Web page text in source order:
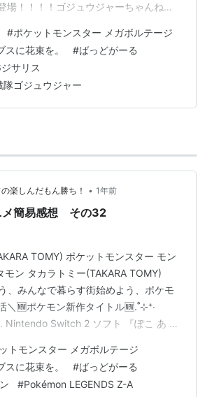
場！！！！ゴジュウジャーちゃんねる
これを見てみんなでもっと応
3cFxCEGLRw — ナンバーワ
ャー【東映公式】 (@Gozyu_toei) 2025
いざ掴め！！！ ナンバー
#ポケットモンスター メガボルテージ
スに花束を。 #ばっどがーる
サリス
ゴジュウジャー
楽しんだもん勝ち！ • 1年前
メ簡易感想 その32
TOMY) ポケットモンスター モン
ン タカラトミー(TAKARA TOMY)
、みんなで暮らす街始めよう、ポケモ
＼🆕ポケモン新作タイトル🆕.˚⊹⁺‧
Nintendo Switch 2 ソフト 『ぽこ あ ポ
）予約開始✨#ぽこポケ
— 【公式】ポケモン情報
2025年9月12日 www.yout…
トモンスター メガボルテージ
スに花束を。 #ばっどがーる
#Pokémon LEGENDS Z-A